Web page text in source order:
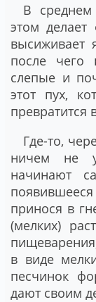
В
этом
высиживает
после чего
слепые и
этот пух,
превратится
Где-то,
ничем не
начинают
принося в
(мелких)
в виде
песчинок
дают своим